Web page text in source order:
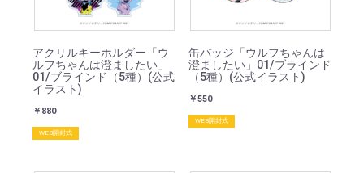
アクリルキーホルダー「ウ
ルフちゃんは澄ましたい」
01/ブラインド（5種）(公式
イラスト)
￥880
WEB開封式
缶バッジ「ウルフちゃんは
澄ましたい」01/ブラインド
（5種）(公式イラスト)
￥550
WEB開封式